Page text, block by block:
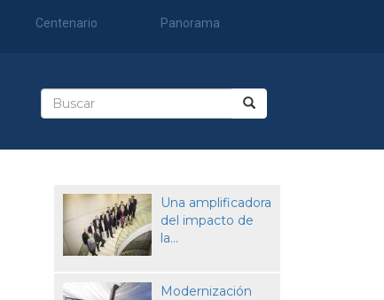
Centenario Panorama
Formulario
Una amplificadora
del impacto de
la...
Modernización